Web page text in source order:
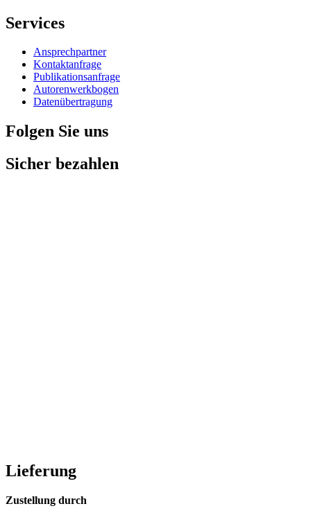
Services
Ansprechpartner
Kontaktanfrage
Publikationsanfrage
Autorenwerkbogen
Datenübertragung
Folgen Sie uns
Sicher bezahlen
Lieferung
Zustellung durch